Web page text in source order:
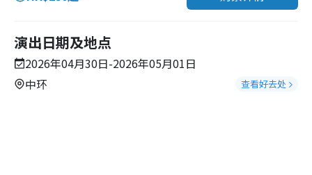
演出日期及地点
2026年04月30日-2026年05月01日
中环
查看好去处